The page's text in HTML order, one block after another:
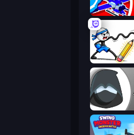
Robo Runner
Doodle Smash
Riot Assassin